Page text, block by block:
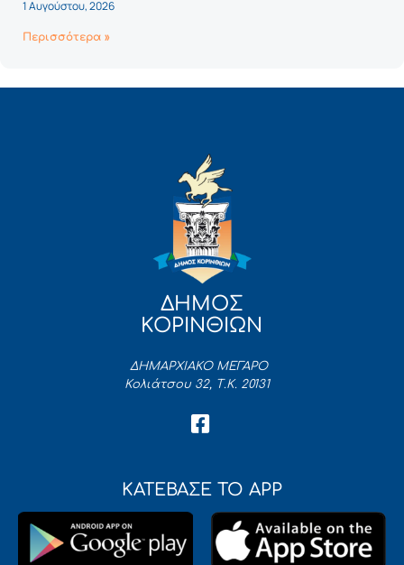
1 Αυγούστου, 2026
Περισσότερα »
ΔΗΜΟΣ
ΚΟΡΙΝΘΙΩΝ
ΔΗΜΑΡΧΙΑΚΟ ΜΕΓΑΡΟ
Κολιάτσου 32, Τ.Κ. 20131
ΚΑΤΕΒΑΣΕ ΤΟ APP